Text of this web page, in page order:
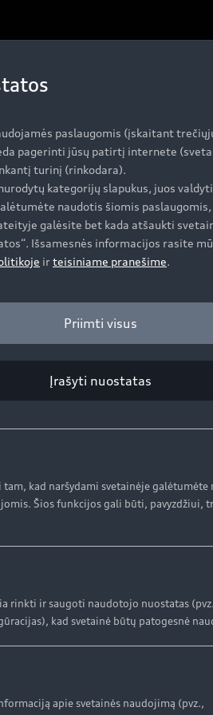
įkrovimo
sistemą įvedę asmeninį 4
(ENG)
(ENG)
paslaugomis (įskaitant
pagerinti jūsų patirtį internete
turinį (rinkodara).
kategorijų slapukus, juos
naudotis šiomis
galėsite bet kada atšaukti
Išsamesnės informacijos rasite
irteisiniame pranešime.
Priimti visus
Įrašyti nuostatas
kad naršydami svetainėje galėtumėte
Šios funkcijos gali būti, pavyzdžiui,
rinkti ir saugoti naudotojo nuostatas
kad svetainė būtų patogesnė
apie svetainės naudojimą (pvz.,